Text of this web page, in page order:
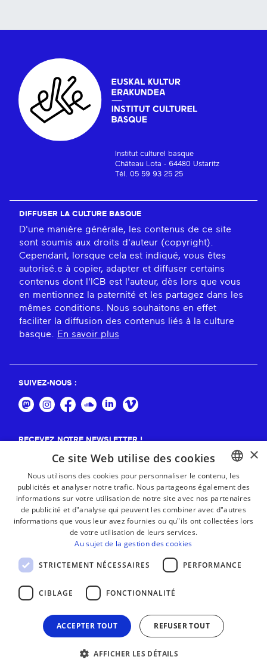
Institut culturel basque
Château Lota - 64480 Ustaritz
Tél. 05 59 93 25 25
DIFFUSER LA CULTURE BASQUE
D'une manière générale, les contenus de ce site
sont soumis aux droits d'auteur (copyright).
Cependant, lorsque cela est indiqué, vous êtes
autorisé.e à copier, adapter et diffuser certains
contenus dont l'ICB est l'auteur, dès lors que vous
en mentionnez la paternité et les partagez dans les
mêmes conditions. Nous souhaitons en effet
faciliter la diffusion des contenus liés à la culture
basque.
En savoir plus
SUIVEZ-NOUS :
RECEVEZ NOTRE NEWSLETTER !
MENTIONS LÉGALES
BASQUE
FRENCH
×
Ce site Web utilise des cookies
Nous utilisons des cookies pour personnaliser le contenu, les
publicités et analyser notre trafic. Nous partageons également des
informations sur votre utilisation de notre site avec nos partenaires
de publicité et d"analyse qui peuvent les combiner avec d"autres
informations que vous leur avez fournies ou qu"ils ont collectées lors
de votre utilisation de leurs services.
Au sujet de la gestion des cookies
STRICTEMENT NÉCESSAIRES PERFORMANCE
CIBLAGE FONCTIONNALITÉ
ACCEPTER TOUT REFUSER TOUT
AFFICHER LES DÉTAILS